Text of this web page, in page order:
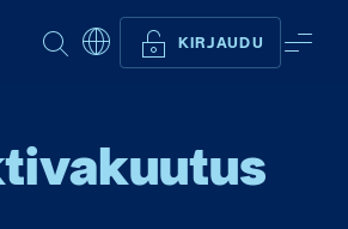
ETSI KIRJAUDU